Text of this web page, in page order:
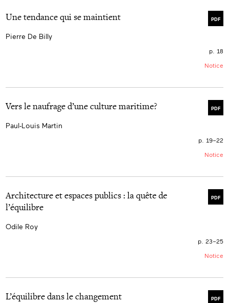
PDF
Une tendance qui se maintient
Pierre De Billy
p. 18
Notice
PDF
Vers le naufrage d’une culture maritime?
Paul-Louis Martin
p. 19–22
Notice
PDF
Architecture et espaces publics : la quête de
l’équilibre
Odile Roy
p. 23–25
Notice
PDF
L’équilibre dans le changement